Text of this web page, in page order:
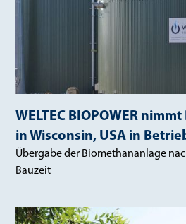
WELTEC BIOPOWER
in Wisconsin, USA in
Übergabe der Biomethananlage
Bauzeit